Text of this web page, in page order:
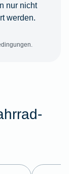
nur nicht
werden.